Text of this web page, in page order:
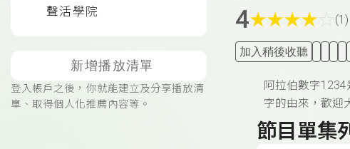
聲活學院
新增播放清單
登入帳戶之後，你就能建立及分享播放清
單、取得個人化推薦內容等。
4★★★★ (1)
加入稍後收聽
阿拉伯數字
字的由來，歡迎
節目單集